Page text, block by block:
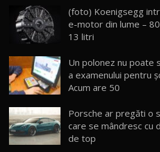
24
ZEEKR 009: Cel mai
Van Electric Testat
26:38
mai Exclusiv și
Moldova
32:21
26
AutoBlog.MD
10:57
Test Drive: Noile
(foto) Koenigsegg
e-motor din lume –
13 litri
Un polonez nu poate
a examenului pentru
Acum are 50
Porsche ar pregăti o
care se mândresc cu
de top